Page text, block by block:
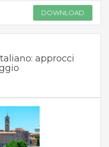
DOWNLOAD
approcci